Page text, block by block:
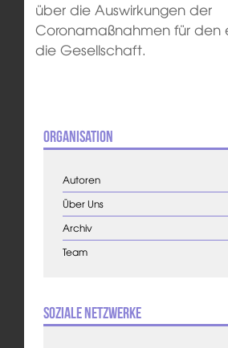
über die Auswirkungen der
Coronamaßnahmen für den
die Gesellschaft.
Organisation
Autoren
Über Uns
Archiv
Team
Soziale Netzwerke